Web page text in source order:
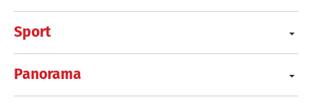
Sport
Panorama